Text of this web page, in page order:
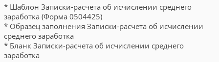
* Шаблон Записки-расчета об исчислении среднего
заработка (Форма 0504425)
* Образец заполнения Записки-расчета об исчислении
среднего заработка
* Бланк Записки-расчета об исчислении среднего
заработка